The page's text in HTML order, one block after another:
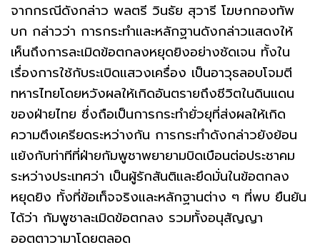
จากกรณีดังกล่าว พลตรี วินธัย สุวารี โฆษกกองทัพ
บก กล่าวว่า การกระทำและหลักฐานดังกล่าวแสดงให้
เห็นถึงการละเมิดข้อตกลงหยุดยิงอย่างชัดเจน ทั้งใน
เรื่องการใช้กับระเบิดแสวงเครื่อง เป็นอาวุธลอบโจมตี
ทหารไทยโดยหวังผลให้เกิดอันตรายถึงชีวิตในดินแดน
ของฝ่ายไทย ซึ่งถือเป็นการกระทำยั่วยุที่ส่งผลให้เกิด
ความตึงเครียดระหว่างกัน การกระทำดังกล่าวยังย้อน
แย้งกับท่าทีที่ฝ่ายกัมพูชาพยายามบิดเบือนต่อประชาคม
ระหว่างประเทศว่า เป็นผู้รักสันติและยึดมั่นในข้อตกลง
หยุดยิง ทั้งที่ข้อเท็จจริงและหลักฐานต่าง ๆ ที่พบ ยืนยัน
ได้ว่า กัมพูชาละเมิดข้อตกลง รวมทั้งอนุสัญญา
ออตตาวามาโดยตลอด